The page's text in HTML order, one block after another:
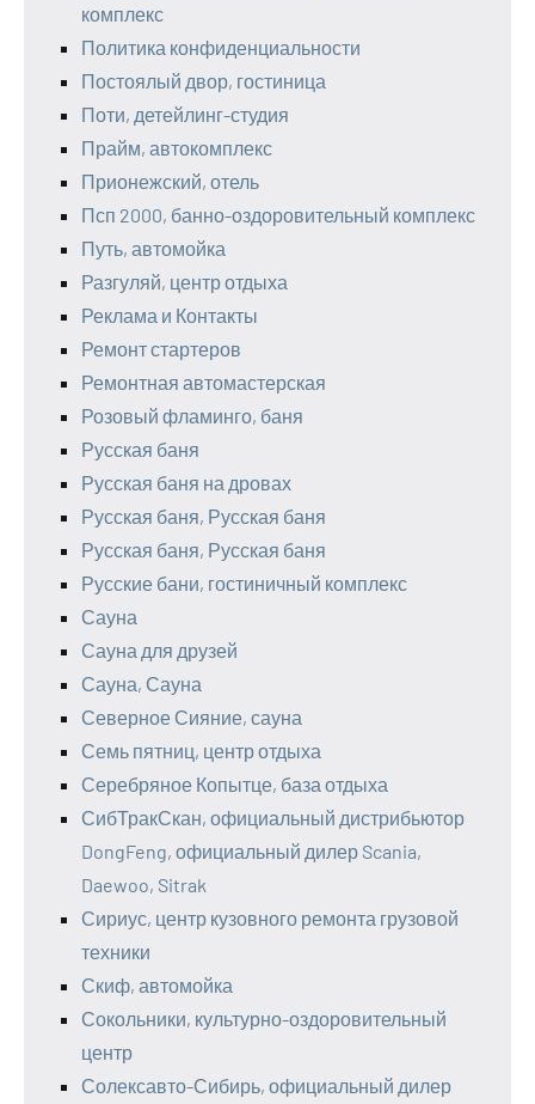
комплекс
Политика конфиденциальности
Постоялый двор, гостиница
Поти, детейлинг-студия
Прайм, автокомплекс
Прионежский, отель
Псп 2000, банно-оздоровительный комплекс
Путь, автомойка
Разгуляй, центр отдыха
Реклама и Контакты
Ремонт стартеров
Ремонтная автомастерская
Розовый фламинго, баня
Русская баня
Русская баня на дровах
Русская баня, Русская баня
Русская баня, Русская баня
Русские бани, гостиничный комплекс
Сауна
Сауна для друзей
Сауна, Сауна
Северное Сияние, сауна
Семь пятниц, центр отдыха
Серебряное Копытце, база отдыха
СибТракСкан, официальный дистрибьютор
DongFeng, официальный дилер Scania,
Daewoo, Sitrak
Сириус, центр кузовного ремонта грузовой
техники
Скиф, автомойка
Сокольники, культурно-оздоровительный
центр
Солексавто-Сибирь, официальный дилер